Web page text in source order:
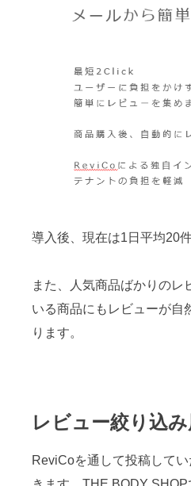
導入後、現在は1日平均20
また、人気商品ばかりの
いる商品にもレビューが自
ります。
レビュー絞り込
ReviCoを通して投稿して